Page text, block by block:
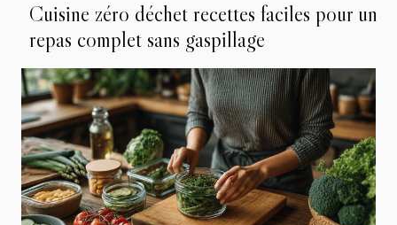
Cuisine zéro déchet recettes faciles pour un
repas complet sans gaspillage